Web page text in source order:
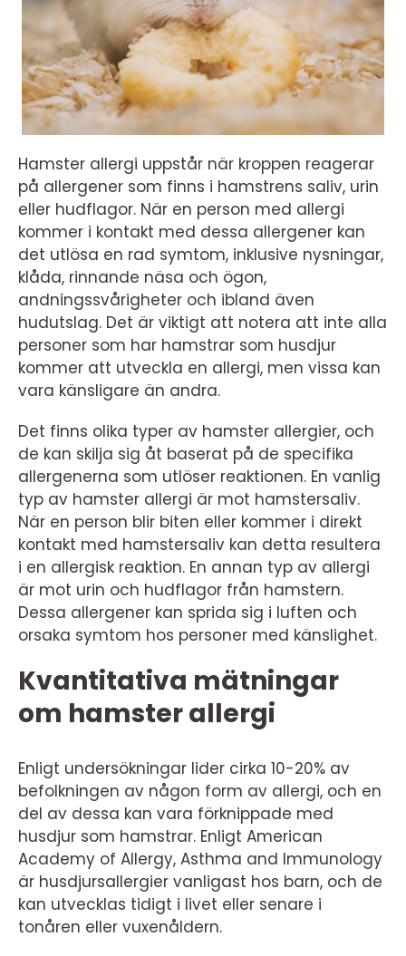
Hamster allergi uppstår när kroppen reagerar
på allergener som finns i hamstrens saliv, urin
eller hudflagor. När en person med allergi
kommer i kontakt med dessa allergener kan
det utlösa en rad symtom, inklusive nysningar,
klåda, rinnande näsa och ögon,
andningssvårigheter och ibland även
hudutslag. Det är viktigt att notera att inte alla
personer som har hamstrar som husdjur
kommer att utveckla en allergi, men vissa kan
vara känsligare än andra.
Det finns olika typer av hamster allergier, och
de kan skilja sig åt baserat på de specifika
allergenerna som utlöser reaktionen. En vanlig
typ av hamster allergi är mot hamstersaliv.
När en person blir biten eller kommer i direkt
kontakt med hamstersaliv kan detta resultera
i en allergisk reaktion. En annan typ av allergi
är mot urin och hudflagor från hamstern.
Dessa allergener kan sprida sig i luften och
orsaka symtom hos personer med känslighet.
Kvantitativa mätningar
om hamster allergi
Enligt undersökningar lider cirka 10-20% av
befolkningen av någon form av allergi, och en
del av dessa kan vara förknippade med
husdjur som hamstrar. Enligt American
Academy of Allergy, Asthma and Immunology
är husdjursallergier vanligast hos barn, och de
kan utvecklas tidigt i livet eller senare i
tonåren eller vuxenåldern.